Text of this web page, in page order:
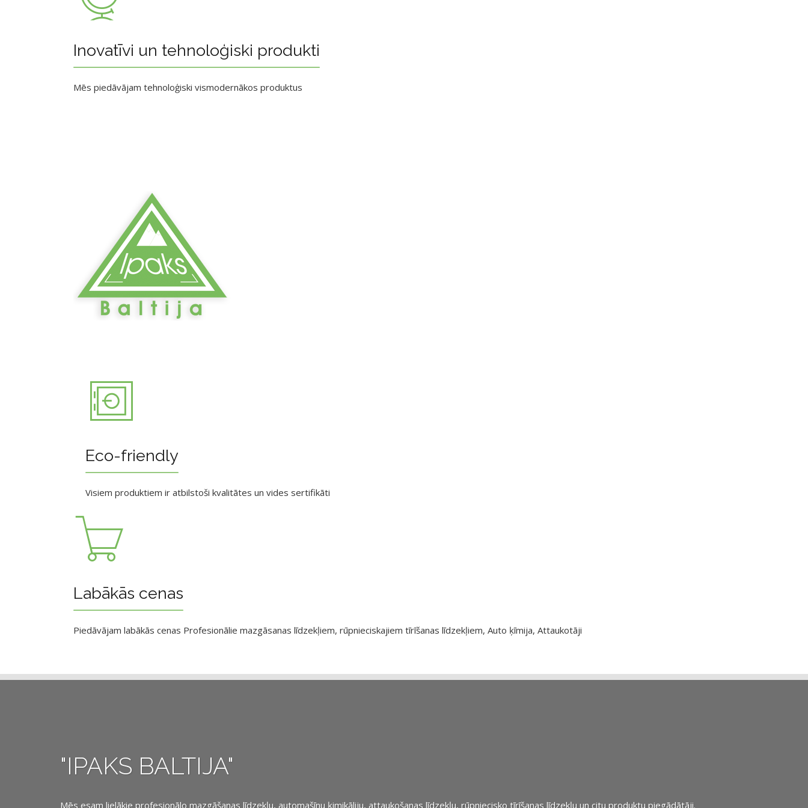
Inovatīvi un tehnoloģiski produkti
Mēs piedāvājam tehnoloģiski vismodernākos produktus
Eco-friendly
Visiem produktiem ir atbilstoši kvalitātes un vides sertifikāti
Labākās cenas
Piedāvājam labākās cenas Profesionālie mazgāsanas līdzekļiem, rūpnieciskajiem tīrīšanas līdzekļiem, Auto ķīmija, Attaukotāji
"IPAKS BALTIJA"
Mēs esam lielākie profesionālo mazgāšanas līdzekļu, automašīnu ķimikāliju, attaukošanas līdzekļu, rūpniecisko tīrīšanas līdzekļu un citu produktu piegādātāji.